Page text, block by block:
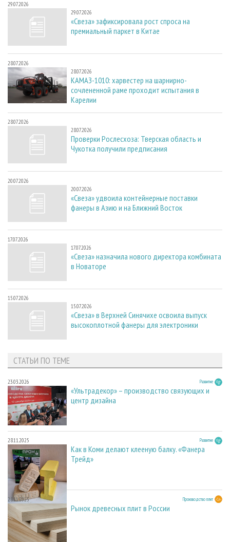
29.07.2026
29.07.2026
«Свеза» зафиксировала рост спроса на
премиальный паркет в Китае
28.07.2026
28.07.2026
КАМАЗ-1010: харвестер на шарнирно-
сочлененной раме проходит испытания в
Карелии
28.07.2026
28.07.2026
Проверки Рослесхоза: Тверская область и
Чукотка получили предписания
20.07.2026
20.07.2026
«Свеза» удвоила контейнерные поставки
фанеры в Азию и на Ближний Восток
17.07.2026
17.07.2026
«Свеза» назначила нового директора комбината
в Новаторе
15.07.2026
15.07.2026
«Свеза» в Верхней Синячихе освоила выпуск
высокоплотной фанеры для электроники
СТАТЬИ ПО ТЕМЕ
23.03.2026 Развитие
«Ультрадекор» – производство связующих и
центр дизайна
28.11.2025 Развитие
Как в Коми делают клееную балку. «Фанера
Трейд»
28.11.2025 Производство плит
Рынок древесных плит в России